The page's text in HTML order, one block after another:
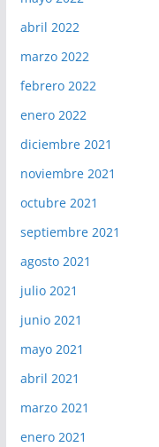
abril 2022
marzo 2022
febrero 2022
enero 2022
diciembre 2021
noviembre 2021
octubre 2021
septiembre 2021
agosto 2021
julio 2021
junio 2021
mayo 2021
abril 2021
marzo 2021
enero 2021